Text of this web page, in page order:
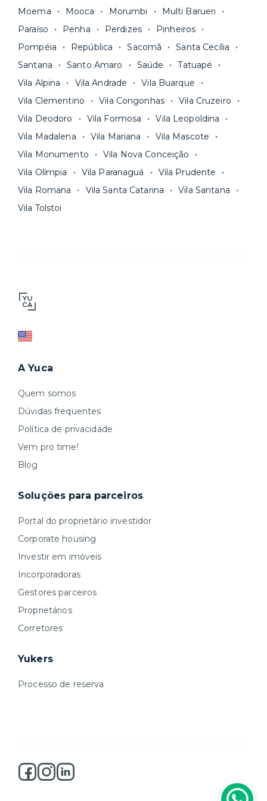
Moema
Mooca Morumbi
Multi Barueri
Paraíso
Penha Perdizes
Pinheiros
Pompéia
República Sacomã
Santa Cecília
Santana
Santo Amaro Saúde
Tatuapé
Vila Alpina
Vila Andrade
Vila Buarque
Vila Clementino
Vila Congonhas
Vila Cruzeiro
Vila Deodoro
Vila Formosa
Vila Leopoldina
Vila Madalena
Vila Mariana
Vila Mascote
Vila Monumento
Vila Nova Conceição
Vila Olímpia
Vila Paranaguá
Vila Prudente
Vila Romana
Vila Santa Catarina
Vila Santana
Vila Tolstoi
A Yuca
Quem somos
Dúvidas frequentes
Política de privacidade
Vem pro time!
Blog
Soluções para parceiros
Portal do proprietário investidor
Corporate housing
Investir em imóveis
Incorporadoras
Gestores parceiros
Proprietários
Corretores
Yukers
Processo de reserva